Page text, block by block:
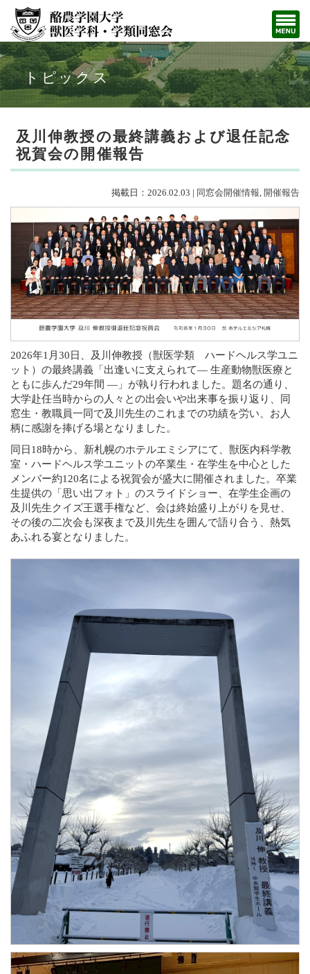
トピックス
及川伸教授の最終講義および退任記念
祝賀会の開催報告
掲載日：2026.02.03 | 同窓会開催情報, 開催報告
2026年1月30日、及川伸教授（獣医学類 ハードヘルス学ユニ
ット）の最終講義「出逢いに支えられて— 生産動物獣医療と
ともに歩んだ29年間 ―」が執り行われました。題名の通り、
大学赴任当時からの人々との出会いや出来事を振り返り、同
窓生・教職員一同で及川先生のこれまでの功績を労い、お人
柄に感謝を捧げる場となりました。
同日18時から、新札幌のホテルエミシアにて、獣医内科学教
室・ハードヘルス学ユニットの卒業生・在学生を中心とした
メンバー約120名による祝賀会が盛大に開催されました。卒業
生提供の「思い出フォト」のスライドショー、在学生企画の
及川先生クイズ王選手権など、会は終始盛り上がりを見せ、
その後の二次会も深夜まで及川先生を囲んで語り合う、熱気
あふれる宴となりました。